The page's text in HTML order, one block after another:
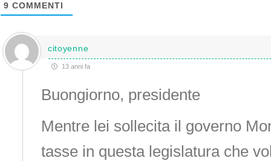
9 COMMENTI
citoyenne
13 anni fa
Buongiorno, presidente
Mentre lei sollecita il governo
tasse in questa legislatura che